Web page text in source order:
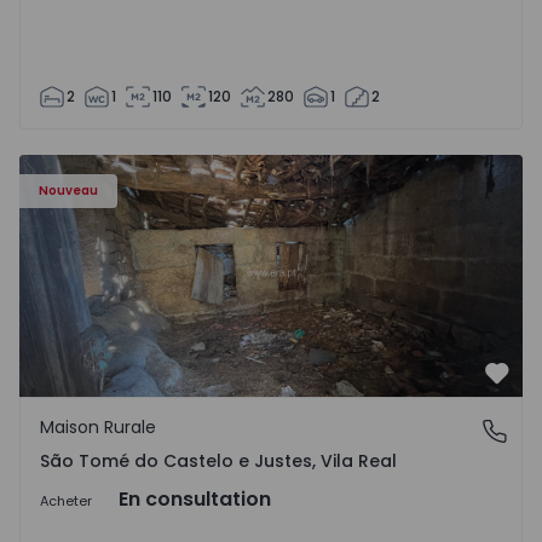
2 1 110 120 280 1 2
Nouveau
Maison Vila Real, São Tomé do Castelo e Justes -
São Tomé do Castelo e Justes, Vila Real
Maison Rurale
São Tomé do Castelo e Justes, Vila Real
Acheter En consultation